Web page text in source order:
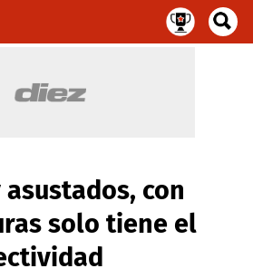
con
solo tiene el